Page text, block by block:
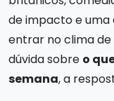
de impacto e
entrar no clima de
dúvida sobre o
semana, a